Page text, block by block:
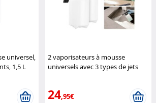
universel,
1,5 L
2 vaporisateurs à mousse
universels avec 3 types de jets
24,95€